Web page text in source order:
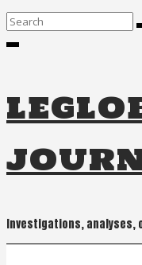
Search
Investigations, analyses,